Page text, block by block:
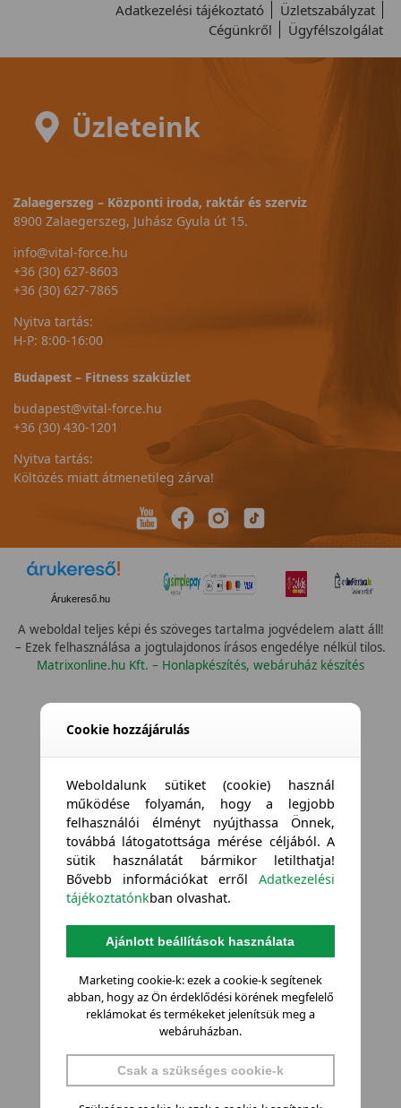
Adatkezelési tájékoztató
Üzletszabályzat
Cégünkről
Ügyfélszolgálat
Üzleteink
Zalaegerszeg – Központi iroda, raktár és szerviz
8900 Zalaegerszeg, Juhász Gyula út 15.
info@vital-force.hu
+36 (30) 627-8603
+36 (30) 627-7865
Nyitva tartás:
H-P: 8:00-16:00
Budapest – Fitness szaküzlet
budapest@vital-force.hu
+36 (30) 430-1201
Nyitva tartás:
Költözés miatt átmenetileg zárva!
Árukereső.hu
A weboldal teljes képi és szöveges tartalma jogvédelem alatt áll!
– Ezek felhasználása a jogtulajdonos írásos engedélye nélkül tilos.
Matrixonline.hu Kft. – Honlapkészítés, webáruház készítés
Cookie hozzájárulás
Weboldalunk sütiket (cookie) használ
működése folyamán, hogy a legjobb
felhasználói élményt nyújthassa Önnek,
továbbá látogatottsága mérése céljából. A
sütik használatát bármikor letilthatja!
Bővebb információkat errőlAdatkezelési
tájékoztatónkban olvashat.
Ajánlott beállítások használata
Marketing cookie-k: ezek a cookie-k segítenek
abban, hogy az Ön érdeklődési körének megfelelő
reklámokat és termékeket jelenítsük meg a
webáruházban.
Csak a szükséges cookie-k